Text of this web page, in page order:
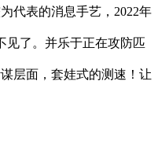
代表的消息手艺，2022年
见了。并乐于正在攻防匹
层面，套娃式的测速！让